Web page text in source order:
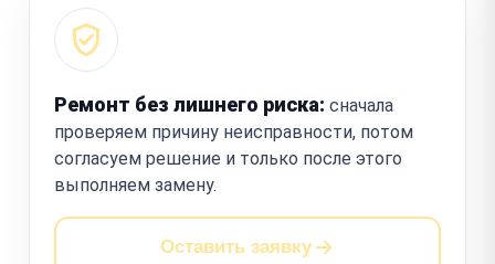
Ремонт без лишнего риска: сначала
проверяем причину неисправности, потом
согласуем решение и только после этого
выполняем замену.
Оставить заявку